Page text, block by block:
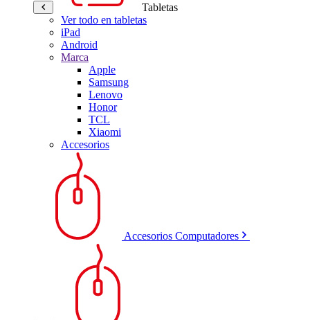
Tabletas
Ver todo en tabletas
iPad
Android
Marca
Apple
Samsung
Lenovo
Honor
TCL
Xiaomi
Accesorios
Accesorios Computadores